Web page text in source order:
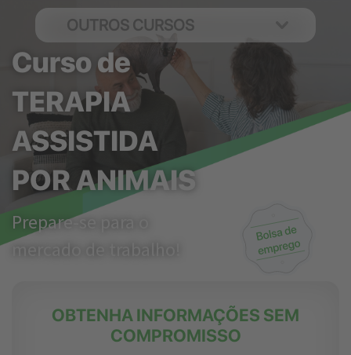
Curso de
TERAPIA
ASSISTIDA
POR ANIMAIS
Prepare-se para o
mercado de trabalho!
OUTROS CURSOS
OBTENHA INFORMAÇÕES SEM
COMPROMISSO